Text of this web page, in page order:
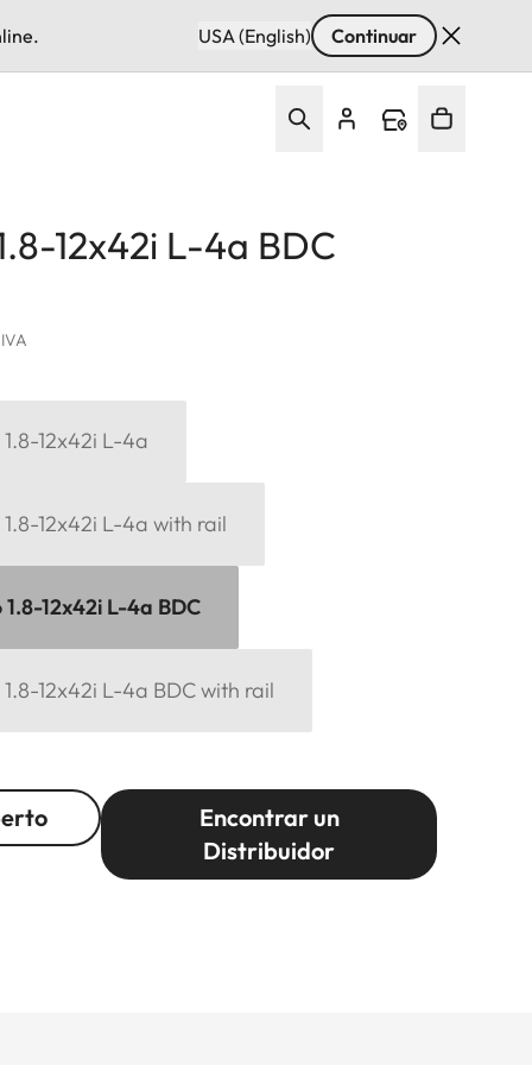
USA (English) Continuar
12x42i L-4a BDC
12x42i L-4a
12x42i L-4a with rail
12x42i L-4a BDC
12x42i L-4a BDC with rail
Encontrar un
Distribuidor